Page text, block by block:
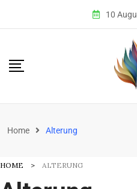
10
Home Alterung
HOME ALTERUNG